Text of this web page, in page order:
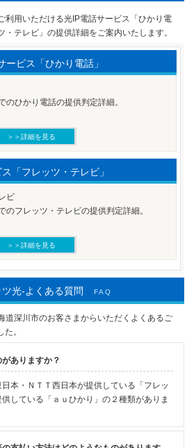
利用いただける光IP電話サービス「ひかり電
テレビ」の提供詳細をご案内いたします。
ービス「ひかり電話」
のひかり電話の提供判定詳細。
＞＞詳細を見る
「フレッツ・テレビ」
ビ
のフレッツ・テレビの提供判定詳細。
＞＞詳細を見る
光-よくある質問 FAQ
道深川市のお客さまからいただくよくあるご
。
ありますか？
本・ＮＴＴ西日本が提供している「フレッ
している「ａｕひかり」の２種類がありま